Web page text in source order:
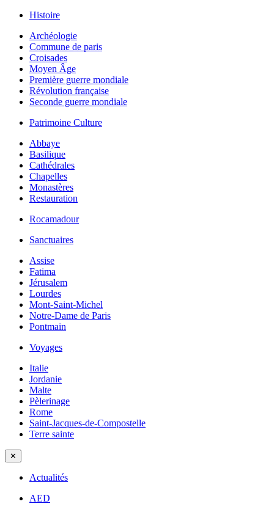
Histoire
Archéologie
Commune de paris
Croisades
Moyen Âge
Première guerre mondiale
Révolution française
Seconde guerre mondiale
Patrimoine Culture
Abbaye
Basilique
Cathédrales
Chapelles
Monastères
Restauration
Rocamadour
Sanctuaires
Assise
Fatima
Jérusalem
Lourdes
Mont-Saint-Michel
Notre-Dame de Paris
Pontmain
Voyages
Italie
Jordanie
Malte
Pèlerinage
Rome
Saint-Jacques-de-Compostelle
Terre sainte
✕
Actualités
AED